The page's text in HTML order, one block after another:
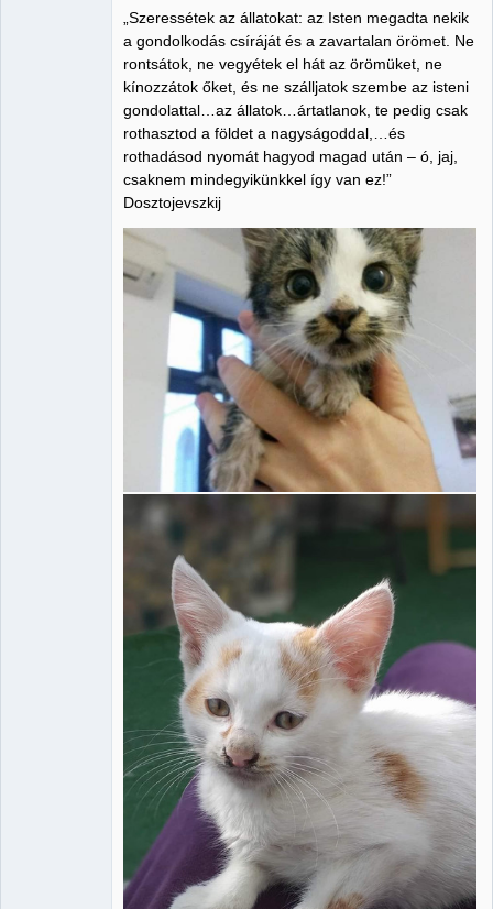
„Szeressétek az állatokat: az Isten megadta nekik
a gondolkodás csíráját és a zavartalan örömet. Ne
rontsátok, ne vegyétek el hát az örömüket, ne
kínozzátok őket, és ne szálljatok szembe az isteni
gondolattal…az állatok…ártatlanok, te pedig csak
rothasztod a földet a nagyságoddal,…és
rothadásod nyomát hagyod magad után – ó, jaj,
csaknem mindegyikünkkel így van ez!”
Dosztojevszkij